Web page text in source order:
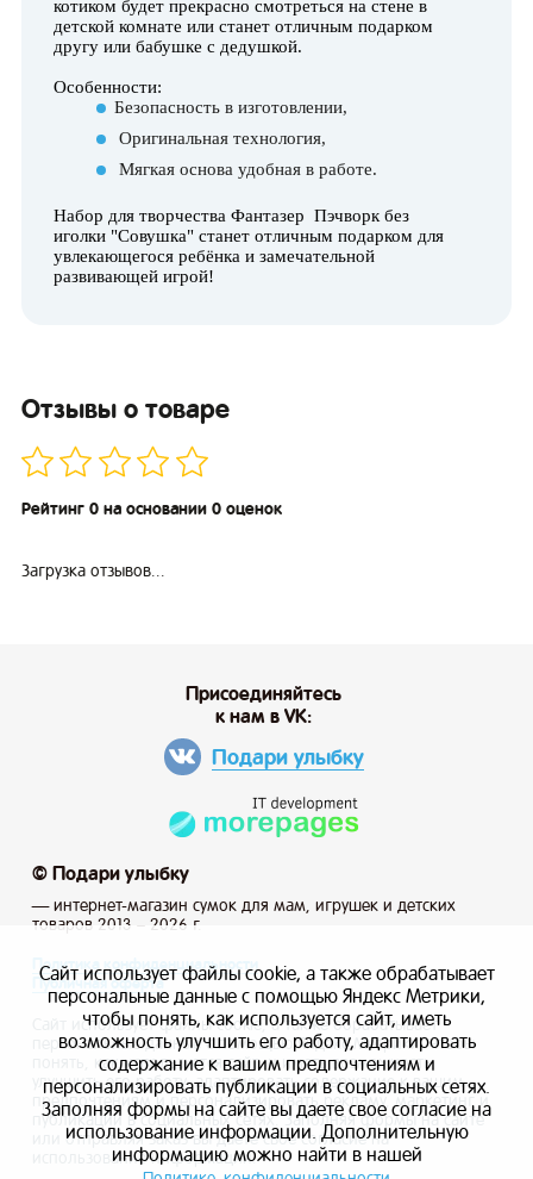
котиком будет прекрасно смотреться на стене в
детской комнате или станет отличным подарком
другу или бабушке с дедушкой.
Особенности:
Безопасность в изготовлении,
Оригинальная технология,
Мягкая основа удобная в работе.
Набор для творчества Фантазер Пэчворк без
иголки "Совушка" станет отличным подарком для
увлекающегося ребёнка и замечательной
развивающей игрой!
Отзывы о товаре
Рейтинг 0 на основании 0 оценок
Загрузка отзывов...
© Подари улыбку
— интернет-магазин сумок для мам, игрушек и детских
товаров 2013 – 2026 г.
Присоединяйтесь
к нам в VK:
Подари улыбку
Политика конфиденциальности
Публичная оферта
Сайт использует файлы cookie, а также обрабатывает
персональные данные с помощью Яндекс Метрики, чтобы
понять, как используется сайт, и иметь возможность
улучшить его работу, адаптировать содержание к вашим
предпочтениям и персонализировать рекламу, маркетинг и
публикации в социальных сетях. Заполняя формы на сайте
или отправляя заказ вы даете свое согласие на
использование информации.
Сайт использует файлы cookie, а также обрабатывает
персональные данные с помощью Яндекс Метрики,
чтобы понять, как используется сайт, иметь
возможность улучшить его работу, адаптировать
содержание к вашим предпочтениям и
персонализировать публикации в социальных сетях.
Заполняя формы на сайте вы даете свое согласие на
использование информации. Дополнительную
информацию можно найти в нашей